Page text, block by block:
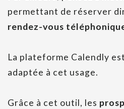
permettant de réserver
rendez-vous
La plateforme Calendly
adaptée à cet usage.
Grâce à cet outil, les